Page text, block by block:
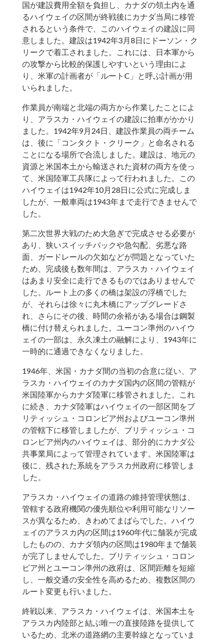
国が建設費用全額を負担し、カナダの領土内を通
るハイウェイの区間が終戦後にカナダ当局に移管
されるという条件で、このハイウェイの建設に同
意しました。建設は1942年3月8日にドーソン・ク
リークで着工されました。これには、日本軍から
の攻撃から比較的保護しやすいという理由によ
り、米軍の計画者が「ルートC」と呼ぶ計画が用
いられました。
作業員が南端と北端の両方から作業したことによ
り、アラスカ・ハイウェイの建設に拍車がかかり
ました。1942年9月24日、建設作業員の両チーム
は、後に「コンタクト・クリーク」と命名される
ことになる場所で合流しました。建設は、地元の
資源と米国本土から輸送された資材の両方を使っ
て、米国陸軍工兵隊によって行われました。この
ハイウェイは1942年10月28日に公式に完成しま
したが、一般車両は1943年まで走行できませんで
した。
第二次世界大戦のため大急ぎで完成させる必要が
あり、狭いスイッチバックや急勾配、劣悪な路
面、ガードレールの欠如などが問題となっていた
ため、完成後も数年間は、アラスカ・ハイウェイ
はあまり安全に走行できるものではありませんで
した。ルート上の多くの橋は架設の浮橋でした
が、それらは徐々に丸木橋にアップグレードさ
れ、さらにその後、時間の余裕がある場合は鋼製
橋に付け替えられました。ユーコン準州のハイウ
ェイの一部は、永久凍土の融解により、1943年に
一時的に通過できなくなりました。
1946年、米国・カナダ間の当初の合意に従い、ア
ラスカ・ハイウェイのカナダ国内の区間の管轄が
米国陸軍からカナダ陸軍に移管されました。これ
に続き、カナダ陸軍はハイウェイの一部区間をブ
リティッシュ・コロンビア州およびユーコン準州
の管轄下に移管しましたが、ブリティッシュ・コ
ロンビア州内のハイウェイは、部分的にカナダ公
共事業局によって管理されています。米国陸軍は
後に、残された系統をアラスカ州政府に移管しま
した。
アラスカ・ハイウェイの道路の維持管理状態は、
管轄する政府機関の優先順位や利用可能なリソー
スが異なるため、きわめてまばらでした。ハイウ
ェイのアラスカ内の区間は1960年代に舗装が完成
したものの、カナダ領内の区間は1980年まで舗装
が完了しませんでした。ブリティッシュ・コロン
ビア州とユーコン準州の政府は、区間距離を短縮
し、一般交通の安全性を高めるため、複数区間の
ルート変更も行いました。
終戦以来、アラスカ・ハイウェイは、米国本土を
アラスカ内陸部と結ぶ唯一の直接陸路を提供して
いるため、北米の道路網の主要幹線となっていま